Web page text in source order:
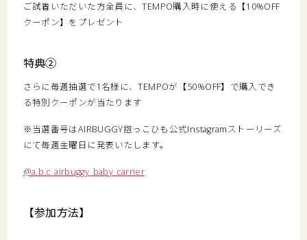
ご試着いただいた方全員に、TEMPO購入時に使える【10%OFF
クーポン】をプレゼント
特典②
さらに毎週抽選で1名様に、TEMPOが【50%OFF】で購入でき
る特別クーポンが当たります
※当選番号はAIRBUGGY抱っこひも公式Instagramストーリーズ
にて毎週金曜日に発表いたします。
@a.b.c_airbuggy_baby_carrier
【参加方法】